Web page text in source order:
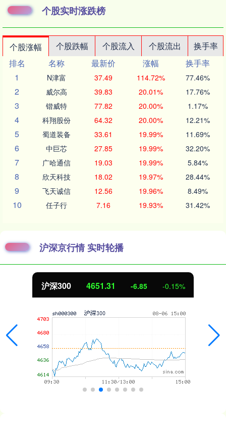
个股实时涨跌榜
个股涨幅 个股跌幅 个股流入 个股流出
换手率
排名
名称 最新价 涨幅
换手率
1
N津富 37.49 114.72% 77.46%
2 威尔高 39.83 20.01% 17.76%
3 锴威特 77.82 20.00% 1.17%
4 科翔股份 64.32 20.00% 12.21%
5 蜀道装备 33.61 19.99% 11.69%
6 中巨芯 27.85 19.99% 32.20%
7 广哈通信 19.03 19.99% 5.84%
8 欣天科技 18.02 19.97% 28.44%
9 飞天诚信 12.56 19.96% 8.49%
10 任子行 7.16 19.93% 31.42%
沪深京行情 实时轮播
沪深300 4651.31 -6.85 -0.15%